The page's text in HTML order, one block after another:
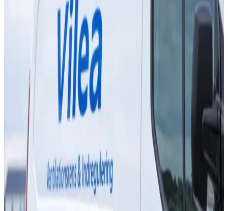
Alle mærker: AirPro, Genvex, Nilan, Villavent m.fl.